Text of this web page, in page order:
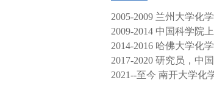
2005-2009 兰州大学化
2009-2014 中国科学院
2014-2016 哈佛大学化
2017-2020 研究员，中
2021--至今 南开大学化